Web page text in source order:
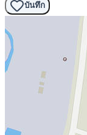
บันทึก